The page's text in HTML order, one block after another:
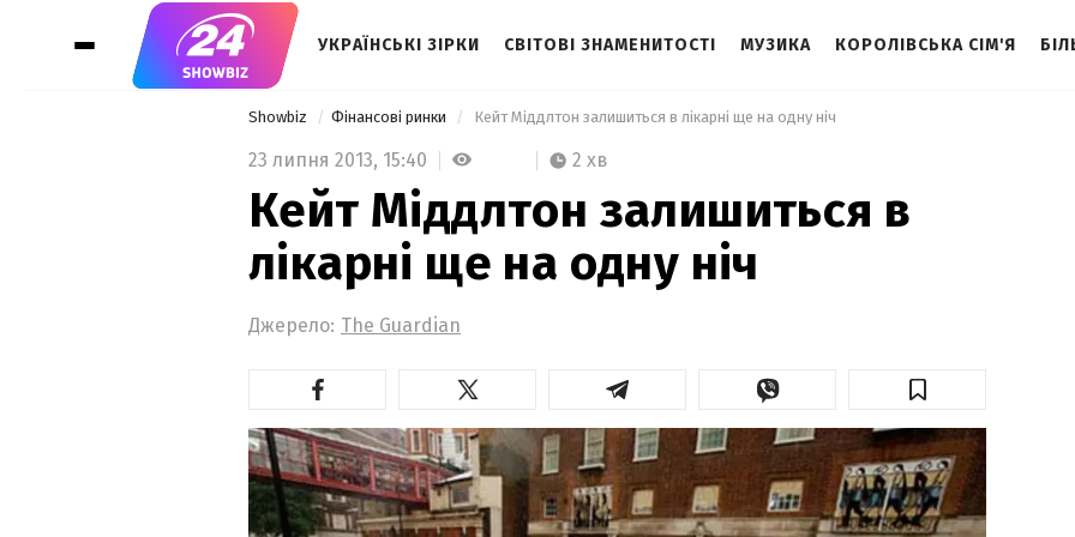
УКРАЇНСЬКІ ЗІРКИ СВІТОВІ ЗНАМЕНИТОСТІ МУЗИКА КОРОЛІВСЬКА СІМ'Я
Showbiz Фінансові ринки Кейт Міддлтон залишиться в лікарні ще на одну ніч
23 липня 2013, 15:40 2 хв
Кейт Міддлтон залишиться в
лікарні ще на одну ніч
Джерело: Тhe Guardian